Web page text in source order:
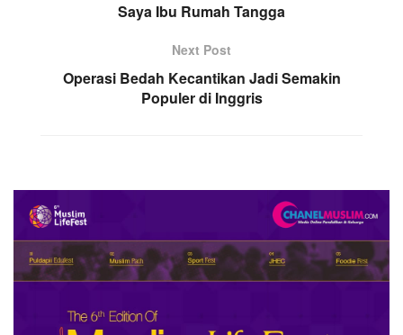
Saya Ibu Rumah Tangga
Next Post
Operasi Bedah Kecantikan Jadi Semakin
Populer di Inggris